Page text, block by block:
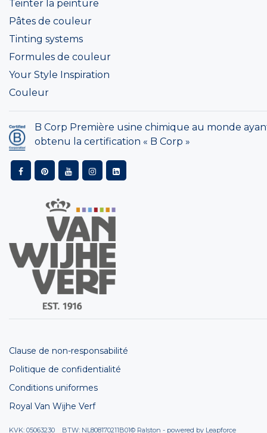
Teinter la peinture
Pâtes de couleur
Tinting systems
Formules de couleur
Your Style Inspiration
Couleur
B Corp Première usine chimique au monde
obtenu la certification « B Corp »
Clause de non-responsabilité
Politique de confidentialité
Conditions uniformes
Royal Van Wijhe Verf
KVK: 05063230 BTW: NL808170211B01© Ralston - powered by Leapforce